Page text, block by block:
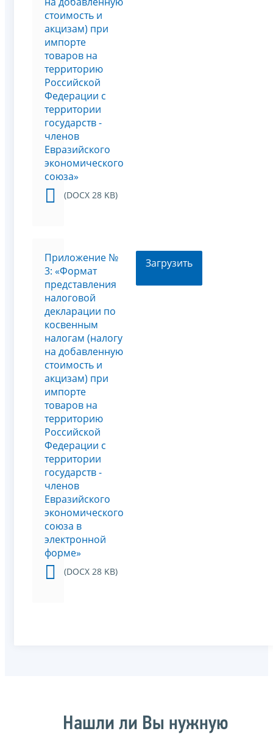
стоимость и
акцизам) при
импорте
товаров на
территорию
Российской
Федерации с
территории
государств -
членов
Евразийского
экономического
союза»
(DOCX 28 KB)
Приложение №
3: «Формат
представления
налоговой
декларации по
косвенным
налогам (налогу
на добавленную
стоимость и
акцизам) при
импорте
товаров на
территорию
Российской
Федерации с
территории
государств -
членов
Евразийского
экономического
союза в
электронной
форме»
(DOCX 28 KB)
Загрузить
Нашли ли Вы нужную